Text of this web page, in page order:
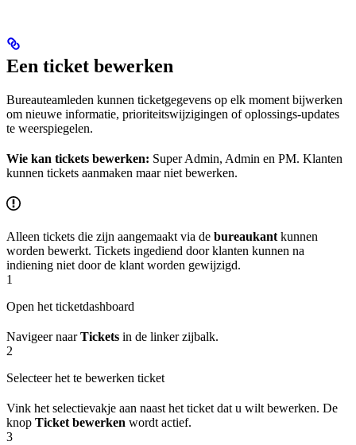
Een ticket bewerken
Bureauteamleden kunnen ticketgegevens op elk moment bijwerken
om nieuwe informatie, prioriteitswijzigingen of oplossings-updates
te weerspiegelen.
Wie kan tickets bewerken: Super Admin, Admin en PM. Klanten
kunnen tickets aanmaken maar niet bewerken.
Alleen tickets die zijn aangemaakt via de bureaukant kunnen
worden bewerkt. Tickets ingediend door klanten kunnen na
indiening niet door de klant worden gewijzigd.
1
Open het ticketdashboard
Navigeer naarTickets in de linker zijbalk.
2
Selecteer het te bewerken ticket
Vink het selectievakje aan naast het ticket dat u wilt bewerken. De
knop Ticket bewerken wordt actief.
3